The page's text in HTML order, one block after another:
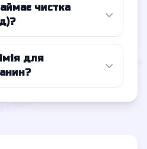
чистка
для